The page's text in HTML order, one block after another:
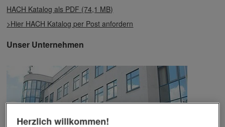
HACH Katalog als PDF (74,1 MB)
>Hier HACH Katalog per Post anfordern
Unser Unternehmen
Herzlich willkommen!